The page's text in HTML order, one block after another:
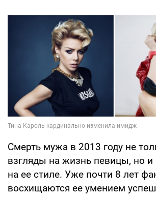
Смерть мужа в 2013 году не
взгляды на жизнь певицы, но и
на ее стиле. Уже почти 8 лет
восхищаются ее умением